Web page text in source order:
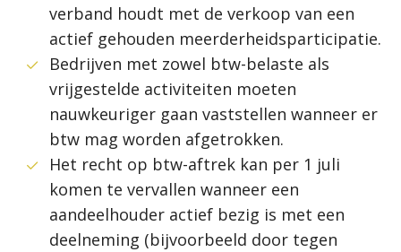
verband houdt met de verkoop van een
actief gehouden meerderheidsparticipatie.
Bedrijven met zowel btw-belaste als
vrijgestelde activiteiten moeten
nauwkeuriger gaan vaststellen wanneer er
btw mag worden afgetrokken.
Het recht op btw-aftrek kan per 1 juli
komen te vervallen wanneer een
aandeelhouder actief bezig is met een
deelneming (bijvoorbeeld door tegen